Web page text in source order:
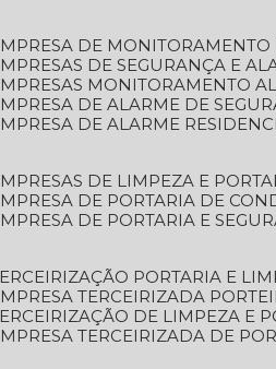
EMPRESA DE
EMPRESAS DE SEGURANÇA E
EMPRESAS MONITORAMENTO
EMPRESA DE ALARME DE
EMPRESA DE ALARME
EMPRESAS DE LIMPEZA E
EMPRESA DE PORTARIA DE
EMPRESA DE PORTARIA E
TERCEIRIZAÇÃO PORTARIA E
EMPRESA TERCEIRIZADA
TERCEIRIZAÇÃO DE LIMPEZA E
EMPRESA TERCEIRIZADA DE